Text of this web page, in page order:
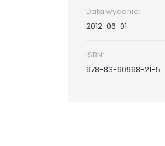
Data wydania:
2012-06-01
ISBN:
978-83-60968-21-5